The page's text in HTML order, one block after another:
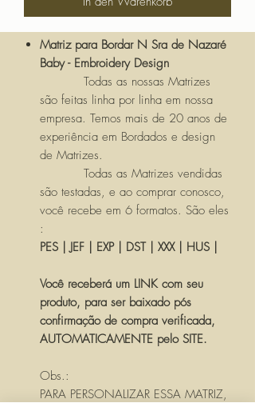
Matriz para Bordar N Sra de Nazaré
Baby - Embroidery Design
Todas as nossas Matrizes
são feitas linha por linha em nossa
empresa. Temos mais de 20 anos de
experiência em Bordados e design
de Matrizes.
Todas as Matrizes vendidas
são testadas, e ao comprar conosco,
você recebe em 6 formatos. São eles
:
PES | JEF | EXP | DST | XXX | HUS |
Você receberá um LINK com seu
produto, para ser baixado pós
confirmação de compra verificada,
AUTOMATICAMENTE pelo SITE.
Obs.:
PARA PERSONALIZAR ESSA MATRIZ,